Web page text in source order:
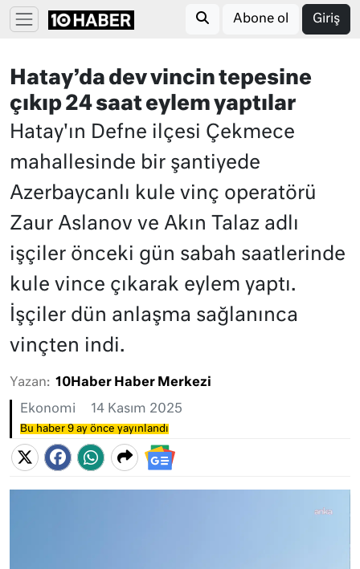
Abone ol Giriş
Hatay’da dev vincin tepesine
çıkıp 24 saat eylem yaptılar
Hatay'ın Defne ilçesi Çekmece
mahallesinde bir şantiyede
Azerbaycanlı kule vinç operatörü
Zaur Aslanov ve Akın Talaz adlı
işçiler önceki gün sabah saatlerinde
kule vince çıkarak eylem yaptı.
İşçiler dün anlaşma sağlanınca
vinçten indi.
Yazan: 10Haber Haber Merkezi
Ekonomi 14 Kasım 2025
Bu haber 9 ay önce yayınlandı